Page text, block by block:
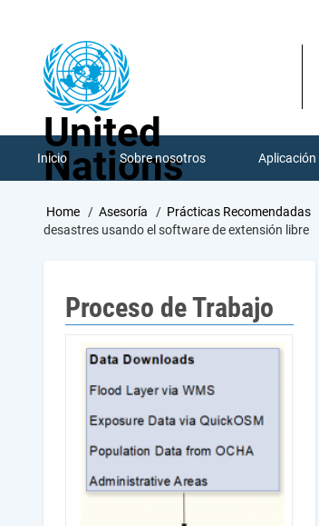
United
Nations
Inicio Sobre nosotros Aplicación
Breadcrumb
Home Asesoría Prácticas Recomendadas
desastres usando el software de extensión libre
Proceso de Trabajo